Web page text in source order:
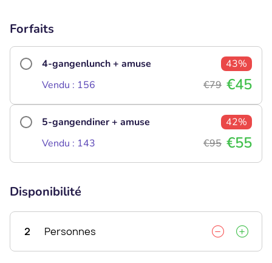
Forfaits
4-gangenlunch + amuse
43%
Vendu : 156
€79 €45
5-gangendiner + amuse
42%
Vendu : 143
€95 €55
Disponibilité
2 Personnes